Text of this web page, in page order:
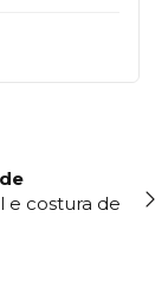
com a LGPD,
no uso dos